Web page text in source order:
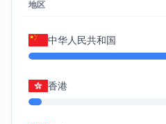
地区
中华人民共和国
香港